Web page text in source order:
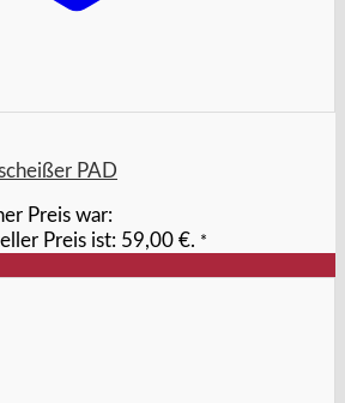
PAD
Preis war:
Preis ist: 59,00 €. *